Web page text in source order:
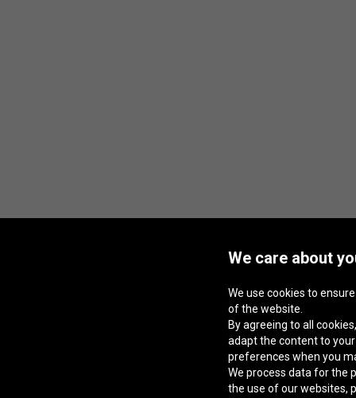
We care about
We use cookies to
of the website.
By agreeing to all
adapt the content to
preferences when you
We process data for the
the use of our websites,